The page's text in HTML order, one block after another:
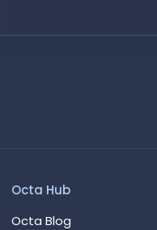
Octa Hub
Octa Blog